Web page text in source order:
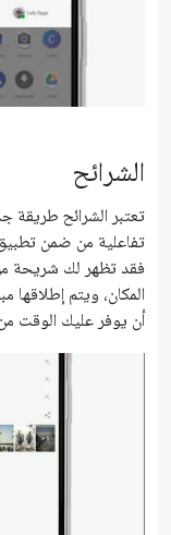
الشرائح
تعتبر الشرائح
تفاعلية من ضمن
فقد تظهر لك شريحة
المكان، ويتم
أن يوفر عليك الوقت